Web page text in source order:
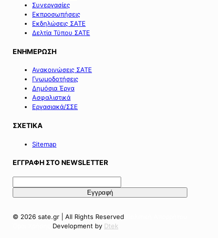
Συνεργασίες
Εκπροσωπήσεις
Εκδηλώσεις ΣΑΤΕ
Δελτία Τύπου ΣΑΤΕ
ΕΝΗΜΕΡΩΣΗ
Ανακοινώσεις ΣΑΤΕ
Γνωμοδοτήσεις
Δημόσια Έργα
Ασφαλιστικά
Εργασιακά/ΣΣΕ
ΣΧΕΤΙΚΑ
Sitemap
ΕΓΓΡΑΦΗ ΣΤΟ NEWSLETTER
© 2026 sate.gr | All Rights Reserved
Development by Dtek